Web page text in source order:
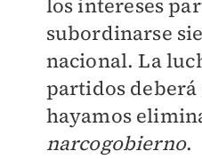
los intereses
subordinarse
nacional. La
partidos
hayamos
narcogobierno.